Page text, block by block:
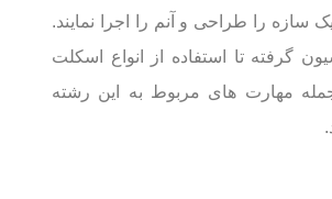
سازه را طراحی و آنم را اجرا نمایند.
گرفته تا استفاده از انواع اسکلت
مهارت های مربوط به این رشته